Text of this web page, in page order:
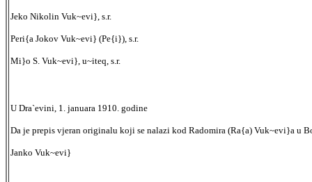
Jeko Nikolin Vuk~evi}, s.r.
Peri{a Jokov Vuk~evi} (Pe{i}), s.r.
Mi}o S. Vuk~evi}, u~iteq, s.r.
U Dra`evini, 1. januara 1910. godine
Da je prepis vjeran originalu koji se nalazi kod Radomira (Ra{a) Vuk~evi}a u
Janko Vuk~evi}